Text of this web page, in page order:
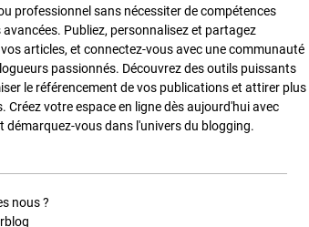
professionnel sans nécessiter de compétences
Publiez, personnalisez et partagez
articles, et connectez-vous avec une communauté
passionnés. Découvrez des outils puissants
le référencement de vos publications et attirer plus
Créez votre espace en ligne dès aujourd'hui avec
démarquez-vous dans l'univers du blogging.
nous ?